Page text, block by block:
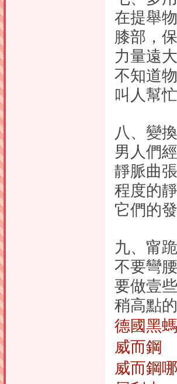
在提舉
膝部，
力量遠
不知道
叫人幫
八、變
男人們
靜脈曲
程度的
它們的發
九、甯
不要彎
要做壹
稍高點
德國黑
威而鋼
威而鋼